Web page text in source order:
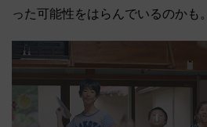
った可能性をはらんでいるのかも。